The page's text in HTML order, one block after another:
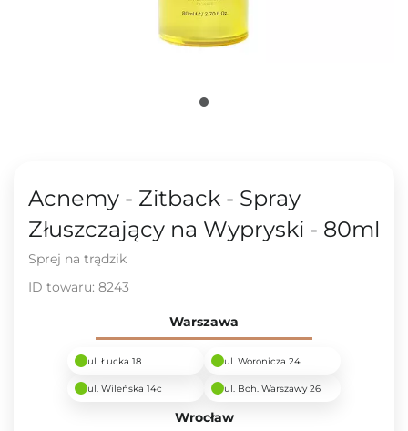
Acnemy - Zitback - Spray
Złuszczający na Wypryski - 80ml
Sprej na trądzik
ID towaru: 8243
Warszawa
ul. Łucka 18 ul. Woronicza 24
ul. Wileńska 14c ul. Boh. Warszawy 26
Wrocław